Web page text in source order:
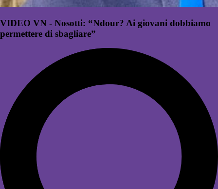
VIDEO VN - Nosotti: “Ndour? Ai giovani dobbiamo
permettere di sbagliare”